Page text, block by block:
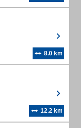
8.0 km
12.2 km